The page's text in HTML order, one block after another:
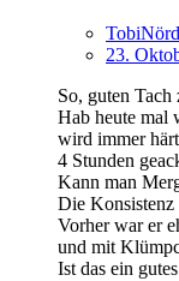
23.
So, guten Tach
Hab heute mal
wird immer
4 Stunden
Kann man
Die Konsistenz
Vorher war er
und mit
Ist das ein